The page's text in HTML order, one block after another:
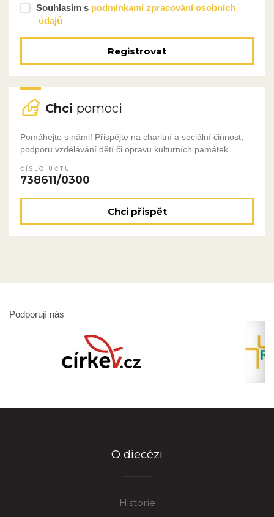
Souhlasím s podmínkami zpracování osobních
údajů
Registrovat
Chci pomoci
Pomáhejte s námi! Přispějte na charitní a sociální činnost,
podporu vzdělávání dětí či opravu kulturních památek.
ČÍSLO ÚČTU
738611/0300
Chci přispět
Podporují nás
O diecézi
Historie